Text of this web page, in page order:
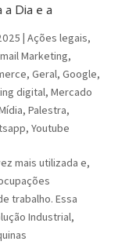
a Dia e a
| Ações legais,
Marketing,
, Geral, Google,
digital, Mercado
, Palestra,
, Youtube
mais utilizada e,
trabalho. Essa
Industrial,